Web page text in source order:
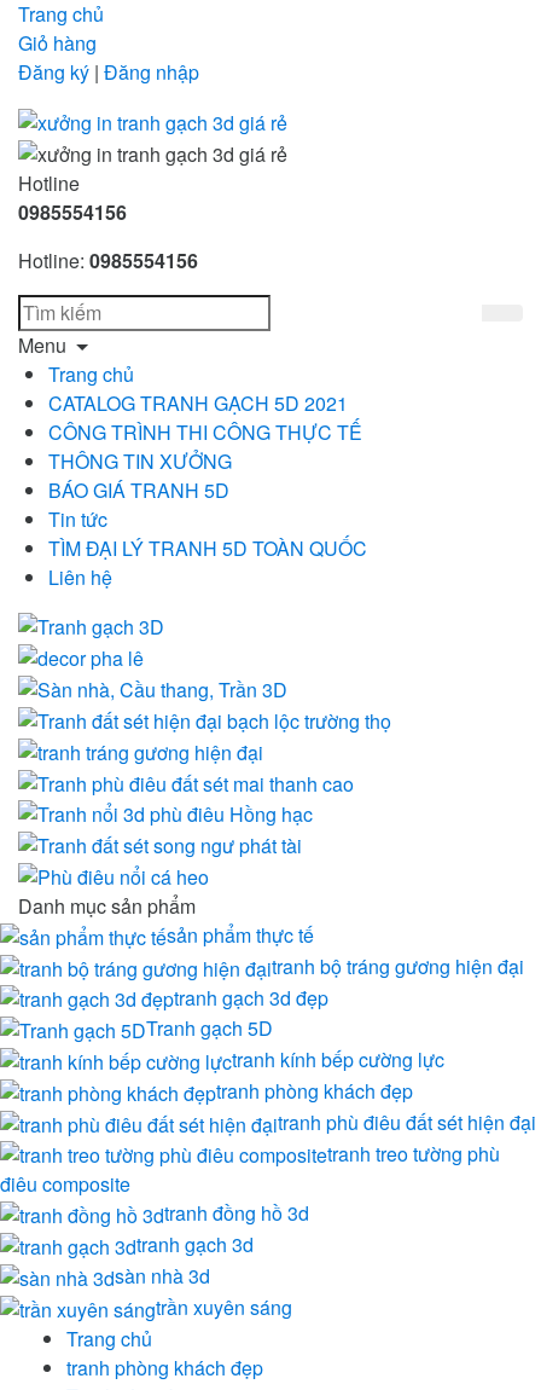
Trang chủ
Giỏ hàng
Đăng ký | Đăng nhập
Hotline
0985554156
Hotline: 0985554156
Menu
Trang chủ
CATALOG TRANH GẠCH 5D 2021
CÔNG TRÌNH THI CÔNG THỰC TẾ
THÔNG TIN XƯỞNG
BÁO GIÁ TRANH 5D
Tin tức
TÌM ĐẠI LÝ TRANH 5D TOÀN QUỐC
Liên hệ
Danh mục sản phẩm
sản phẩm thực tế
tranh bộ tráng gương hiện đại
tranh gạch 3d đẹp
Tranh gạch 5D
tranh kính bếp cường lực
tranh phòng khách đẹp
tranh phù điêu đất sét hiện đại
tranh treo tường phù
điêu composite
tranh đồng hồ 3d
tranh gạch 3d
sàn nhà 3d
trần xuyên sáng
Trang chủ
tranh phòng khách đẹp